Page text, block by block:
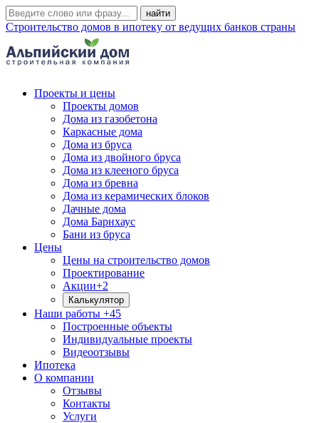
Строительство домов в ипотеку от ведущих банков страны
Проекты и цены
Проекты домов
Дома из газобетона
Каркасные дома
Дома из бруса
Дома из двойного бруса
Дома из клееного бруса
Дома из бревна
Дома из керамических блоков
Дачные дома
Дома Барнхаус
Бани из бруса
Цены
Цены на строительство домов
Проектирование
Акции+2
Калькулятор
Наши работы +45
Построенные объекты
Индивидуальные проекты
Видеоотзывы
Ипотека
О компании
Отзывы
Контакты
Услуги